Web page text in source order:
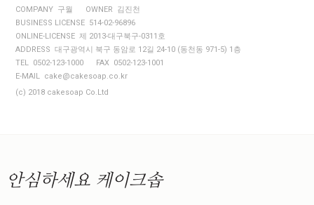
COMPANY 구월
OWNER 김진천
BUSINESS LICENSE 514-02-96896
ONLINE-LICENSE 제 2013-대구북구-0311호
ADDRESS 대구광역시 북구 동암로 12길 24-10 (동천동 971-5) 1층
TEL 0502-123-1000
FAX 0502-123-1001
E-MAIL cake@cakesoap.co.kr
(c) 2018 cakesoap Co.Ltd
안심하세요 케이크솝